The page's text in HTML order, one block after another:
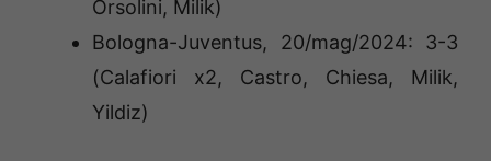
Orsolini, Milik)
Bologna-Juventus, 20/mag/2024: 3-3
(Calafiori x2, Castro, Chiesa, Milik,
Yildiz)